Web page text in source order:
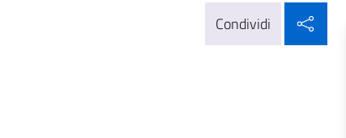
Condividi